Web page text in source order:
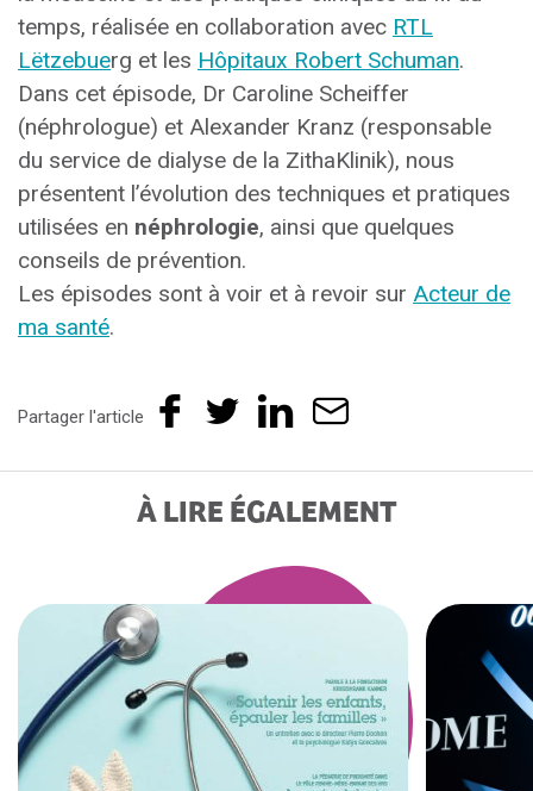
temps, réalisée en collaboration avec RTL
Lëtzebuerg et les Hôpitaux Robert Schuman.
Dans cet épisode, Dr Caroline Scheiffer
(néphrologue) et Alexander Kranz (responsable
du service de dialyse de la ZithaKlinik), nous
présentent l’évolution des techniques et pratiques
utilisées en néphrologie, ainsi que quelques
conseils de prévention.
Les épisodes sont à voir et à revoir sur Acteur de
ma santé.
Partager l'article
À LIRE ÉGALEMENT